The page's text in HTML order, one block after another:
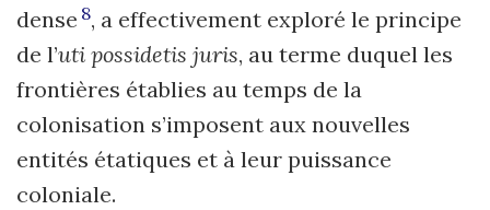
dense 8, a effectivement exploré le principe
de l’uti possidetis juris, au terme duquel les
frontières établies au temps de la
colonisation s’imposent aux nouvelles
entités étatiques et à leur puissance
coloniale.